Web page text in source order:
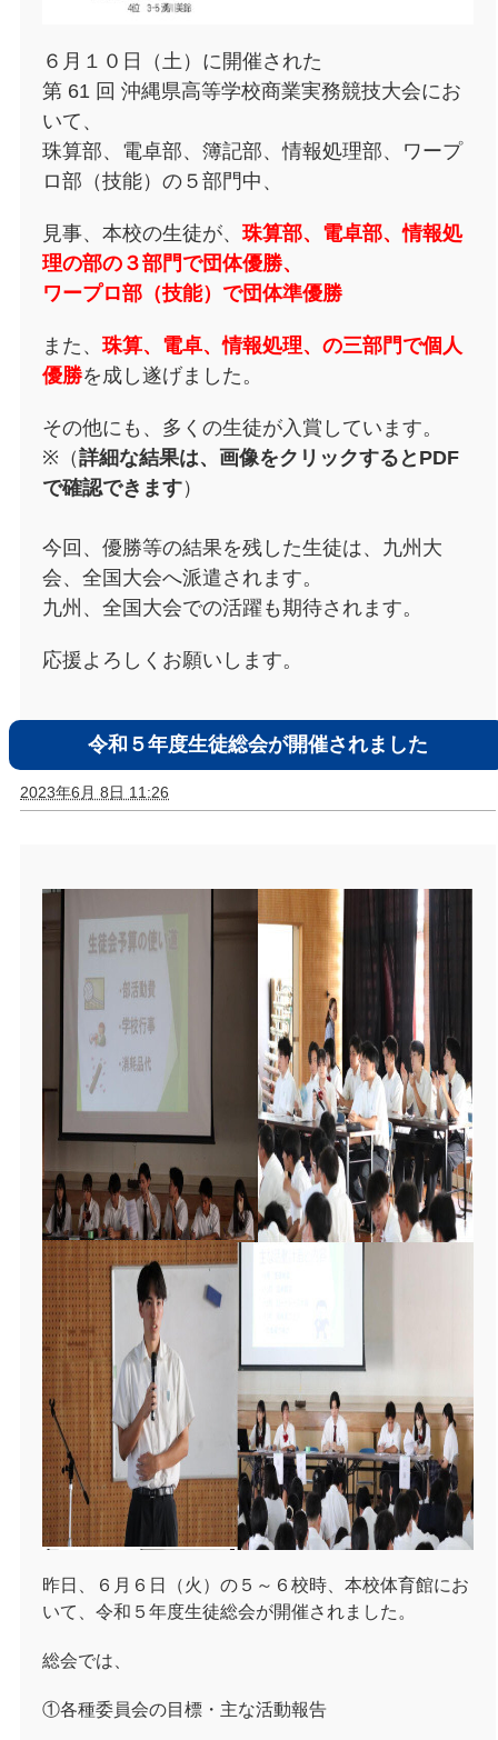
６月１０日（土）に開催された
第 61 回 沖縄県高等学校商業実務競技大会にお
いて、
珠算部、電卓部、簿記部、情報処理部、ワープ
ロ部（技能）の５部門中、
見事、本校の生徒が、 珠算部、電卓部、情報処
理の部の３部門で団体優勝、
ワープロ部（技能）で団体準優勝
また、 珠算、電卓、情報処理、の三部門で個人
優勝を成し遂げました。
その他にも、多くの生徒が入賞しています。
※（詳細な結果は、画像をクリックするとPDF
で確認できます）
今回、優勝等の結果を残した生徒は、九州大
会、全国大会へ派遣されます。
九州、全国大会での活躍も期待されます。
応援よろしくお願いします。
令和５年度生徒総会が開催されました
2023年6月 8日 11:26
昨日、６月６日（火）の５～６校時、本校体育館にお
いて、令和５年度生徒総会が開催されました。
総会では、
①各種委員会の目標・主な活動報告